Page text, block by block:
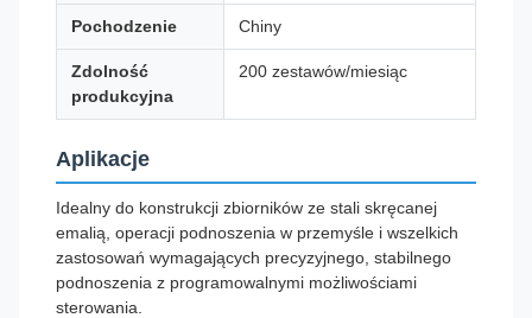
Pochodzenie Chiny
Zdolność
produkcyjna
200 zestawów/miesiąc
Aplikacje
Idealny do konstrukcji zbiorników ze stali skręcanej
emalią, operacji podnoszenia w przemyśle i wszelkich
zastosowań wymagających precyzyjnego, stabilnego
podnoszenia z programowalnymi możliwościami
sterowania.